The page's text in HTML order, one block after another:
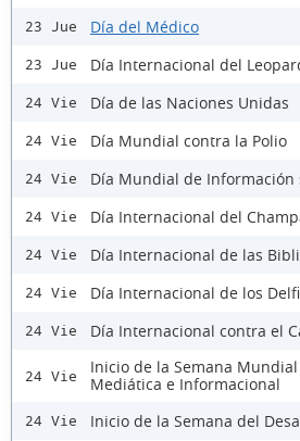
23 Jue Día del Médico
23 Jue Día Internacional del
24 Vie Día de las Naciones Unidas
24 Vie Día Mundial contra la Polio
24 Vie Día Mundial de Información
24 Vie Día Internacional del
24 Vie Día Internacional de las
24 Vie Día Internacional de los
24 Vie Día Internacional contra el
24 Vie
Inicio de la Semana
Mediática e Informacional
24 Vie Inicio de la Semana del